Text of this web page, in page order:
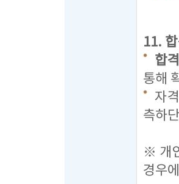
11.
합
통해
자
측하
※ 개
경우